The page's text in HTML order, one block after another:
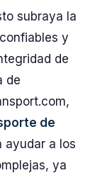
subraya la
y
de
de
de
ayudar a los
ya